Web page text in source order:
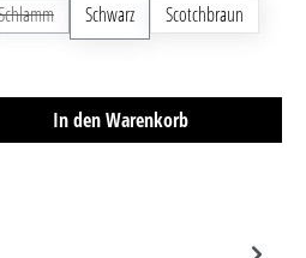
(Diese Option ist zurzeit nicht verfügbar.)
Schwarz
Scotchbraun
zurzeit nicht verfügbar.)
gewünschten Wert ein oder
In den Warenkorb